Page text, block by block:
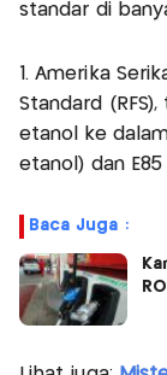
standar di
1. Amerika
Standard
etanol ke
etanol) dan
Baca Juga :